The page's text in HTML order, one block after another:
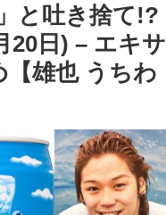
と吐き捨て!?
20日) – エキサ
雄也 うちわ